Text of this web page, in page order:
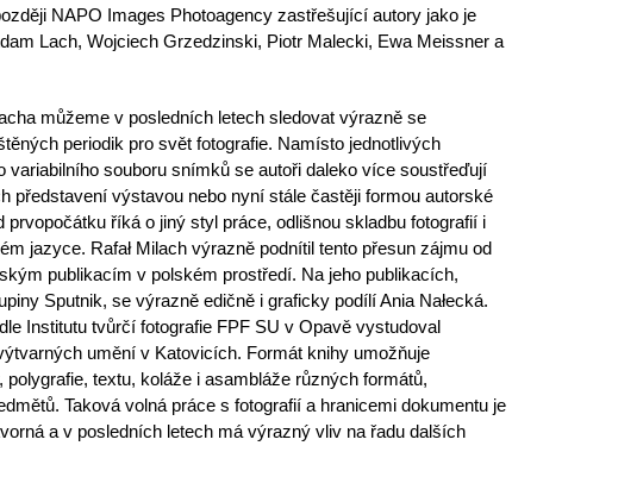
NAPO Images Photoagency zastřešující autory jako je
Lach, Wojciech Grzedzinski, Piotr Malecki, Ewa Meissner a
můžeme v posledních letech sledovat výrazně se
periodik pro svět fotografie. Namísto jednotlivých
variabilního souboru snímků se autoři daleko více soustřeďují
představení výstavou nebo nyní stále častěji formou autorské
prvopočátku říká o jiný styl práce, odlišnou skladbu fotografií i
jazyce. Rafał Milach výrazně podnítil tento přesun zájmu od
publikacím v polském prostředí. Na jeho publikacích,
Sputnik, se výrazně edičně i graficky podílí Ania Nałecká.
Institutu tvůrčí fotografie FPF SU v Opavě vystudoval
umění v Katovicích. Formát knihy umožňuje
polygrafie, textu, koláže i asambláže různých formátů,
Taková volná práce s fotografií a hranicemi dokumentu je
a v posledních letech má výrazný vliv na řadu dalších